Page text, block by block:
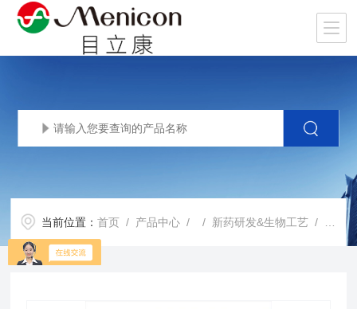
当前位置：首页 / 产品中心 / / 新药研发&生物工艺 / BalanCD CHO Feed 4